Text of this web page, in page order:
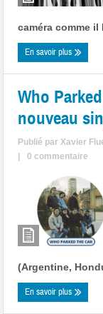
caméra comme il
En savoir plus
Who
nouveau
Publié parXavier
0 commentaire
(Argentine,
En savoir plus